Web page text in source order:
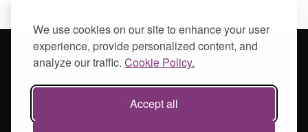
We use cookies on our site to enhance your user
experience, provide personalized content, and
analyze our traffic. Cookie Policy.
Accept all
SOULAMAIN© 2026
Powered by Ghost